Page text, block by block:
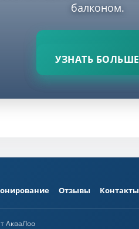
балконом.
УЗНАТЬ БОЛЬШЕ
Отзывы Контакты
АкваЛоо